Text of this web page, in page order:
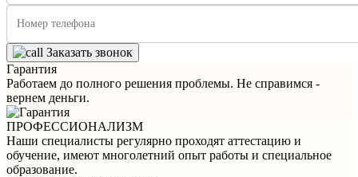
Заказать звонок
Гарантия
Работаем до полного решения проблемы. Не справимся -
вернем деньги.
ПРОФЕССИОНАЛИЗМ
Наши специалисты регулярно проходят аттестацию и
обучение, имеют многолетний опыт работы и специальное
образование.